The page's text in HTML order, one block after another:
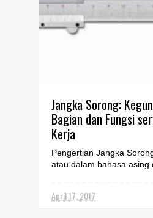
Jangka Sorong:
Bagian dan Fungsi
Kerja
Pengertian Jangka
atau dalam bahasa asing
April 17, 2017